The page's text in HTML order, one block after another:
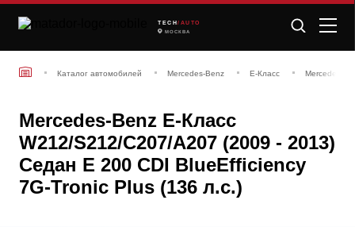
TECH /AUTO
МОСКВА
Каталог автомобилей Mercedes-Benz E-Класс Mercedes-
Mercedes-Benz E-Класс
W212/S212/C207/A207 (2009 - 2013)
Седан E 200 CDI BlueEfficiency
7G-Tronic Plus (136 л.с.)